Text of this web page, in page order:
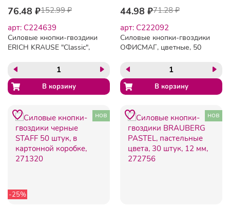
76.48 ₽152.99 ₽
арт: C224639
Силовые кнопки-гвоздики
ERICH KRAUSE "Classic",
картонной коробке, 24877
44.98 ₽71.28 ₽
арт: C222092
Силовые кнопки-гвоздики
ОФИСМАГ, цветные, 50
222092
-25%
нов нов